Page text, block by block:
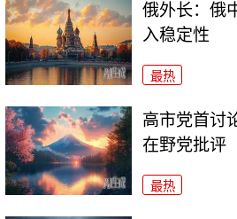
俄外长：俄
入稳定性
最热
高市党首讨
在野党批评
最热